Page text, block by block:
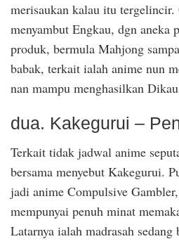
merisaukan kalau itu
menyambut Engkau, dgn aneka
produk, bermula Mahjong
babak, terkait ialah anime nun
nan mampu menghasilkan
dua. Kakegurui –
Terkait tidak jadwal anime
bersama menyebut Kakegurui.
jadi anime Compulsive
mempunyai penuh minat
Latarnya ialah madrasah